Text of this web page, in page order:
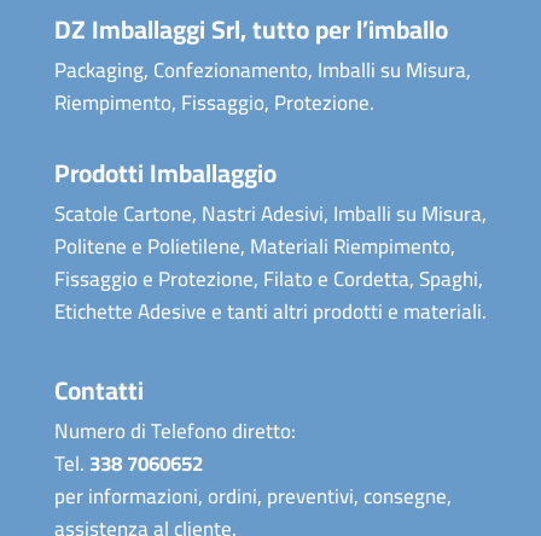
DZ Imballaggi Srl, tutto per l’imballo
Packaging, Confezionamento, Imballi su Misura,
Riempimento, Fissaggio, Protezione.
Prodotti Imballaggio
Scatole Cartone, Nastri Adesivi, Imballi su Misura,
Politene e Polietilene, Materiali Riempimento,
Fissaggio e Protezione, Filato e Cordetta, Spaghi,
Etichette Adesive e tanti altri prodotti e materiali.
Contatti
Numero di Telefono diretto:
Tel.338 7060652
per informazioni, ordini, preventivi, consegne,